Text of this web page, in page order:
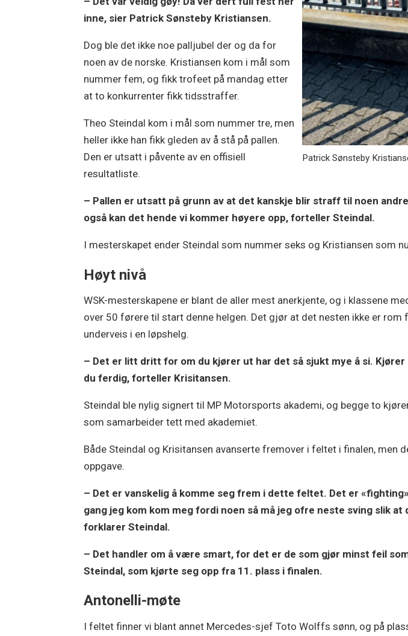
Patrick Sønsteby
inne, sier Patrick Sønsteby Kristiansen.
Dog ble det ikke noe palljubel der og da for
noen av de norske. Kristiansen kom i mål som
nummer fem, og fikk trofeet på mandag etter
at to konkurrenter fikk tidsstraffer.
Theo Steindal kom i mål som nummer tre, men
heller ikke han fikk gleden av å stå på pallen.
Den er utsatt i påvente av en offisiell
resultatliste.
– Pallen er utsatt på grunn av at det kanskje blir straff til noen
også kan det hende vi kommer høyere opp, forteller Steindal.
I mesterskapet ender Steindal som nummer seks og Kristiansen som
Høyt nivå
WSK-mesterskapene er blant de aller mest anerkjente, og i klassene
over 50 førere til start denne helgen. Det gjør at det nesten ikke er rom
underveis i en løpshelg.
– Det er litt dritt for om du kjører ut har det så sjukt mye å si. Kjører
du ferdig, forteller Krisitansen.
Steindal ble nylig signert til MP Motorsports akademi, og begge to
som samarbeider tett med akademiet.
Både Steindal og Krisitansen avanserte fremover i feltet i finalen, men
oppgave.
– Det er vanskelig å komme seg frem i dette feltet. Det er
gang jeg kom kom meg fordi noen så må jeg ofre neste sving slik
forklarer Steindal.
– Det handler om å være smart, for det er de som gjør minst feil
Steindal, som kjørte seg opp fra 11. plass i finalen.
Antonelli-møte
I feltet finner vi blant annet Mercedes-sjef Toto Wolffs sønn, og på